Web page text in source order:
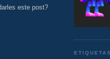
este post?
ETIQUETAS